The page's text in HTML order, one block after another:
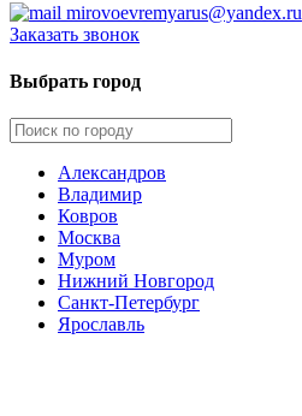
mirovoevremyarus@yandex.ru
Заказать звонок
Выбрать город
Александров
Владимир
Ковров
Москва
Муром
Нижний Новгород
Санкт-Петербург
Ярославль